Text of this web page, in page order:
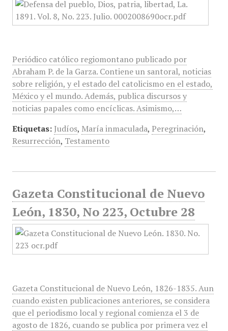
Periódico católico regiomontano publicado por
Abraham P. de la Garza. Contiene un santoral, noticias
sobre religión, y el estado del catolicismo en el estado,
México y el mundo. Además, publica discursos y
noticias papales como encíclicas. Asimismo,…
Etiquetas: Judíos, María inmaculada, Peregrinación,
Resurrección, Testamento
Gazeta Constitucional de Nuevo
León, 1830, No 223, Octubre 28
Gazeta Constitucional de Nuevo León, 1826-1835. Aun
cuando existen publicaciones anteriores, se considera
que el periodismo local y regional comienza el 3 de
agosto de 1826, cuando se publica por primera vez el